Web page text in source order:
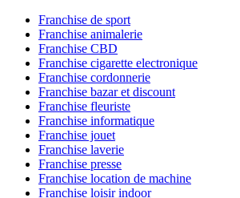
Franchise de sport
Franchise animalerie
Franchise CBD
Franchise cigarette electronique
Franchise cordonnerie
Franchise bazar et discount
Franchise fleuriste
Franchise informatique
Franchise jouet
Franchise laverie
Franchise presse
Franchise location de machine
Franchise loisir indoor